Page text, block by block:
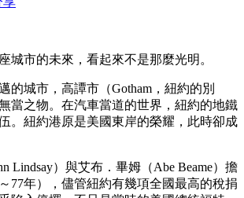
城市的未來，看起來不是那麼光明。
的城市，高譚市（Gotham，紐約的別
當之物。在汽車當道的世界，紐約的地鐵
。紐約港原是美國東岸的榮耀，此時卻成
Lindsay）與艾布．畢姆（Abe Beame）擔
77年），儘管紐約有幾項全國最高的稅捐